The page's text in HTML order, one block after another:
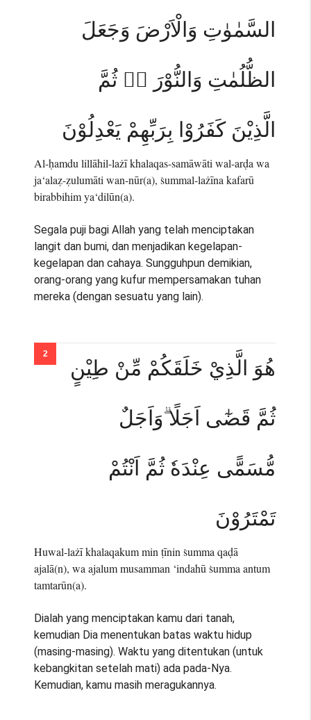
السَّمٰوٰتِ وَالْاَرْضَ وَجَعَلَ
الظُّلُمٰتِ وَالنُّوْرَ ەۗ ثُمَّ
الَّذِيْنَ كَفَرُوْا بِرَبِّهِمْ يَعْدِلُوْنَ
Al-ḥamdu lillāhil-lażī khalaqas-samāwāti wal-arḍa wa
ja‘alaẓ-ẓulumāti wan-nūr(a), ṡummal-lażīna kafarū
birabbihim ya‘dilūn(a).
Segala puji bagi Allah yang telah menciptakan
langit dan bumi, dan menjadikan kegelapan-
kegelapan dan cahaya. Sungguhpun demikian,
orang-orang yang kufur mempersamakan tuhan
mereka (dengan sesuatu yang lain).
هُوَ الَّذِيْ خَلَقَكُمْ مِّنْ طِيْنٍ
ثُمَّ قَضٰٓى اَجَلًا ۗوَاَجَلٌ
مُّسَمًّى عِنْدَهٗ ثُمَّ اَنْتُمْ
تَمْتَرُوْنَ
Huwal-lażī khalaqakum min ṭīnin ṡumma qaḍā
ajalā(n), wa ajalum musamman ‘indahū ṡumma antum
tamtarūn(a).
Dialah yang menciptakan kamu dari tanah,
kemudian Dia menentukan batas waktu hidup
(masing-masing). Waktu yang ditentukan (untuk
kebangkitan setelah mati) ada pada-Nya.
Kemudian, kamu masih meragukannya.